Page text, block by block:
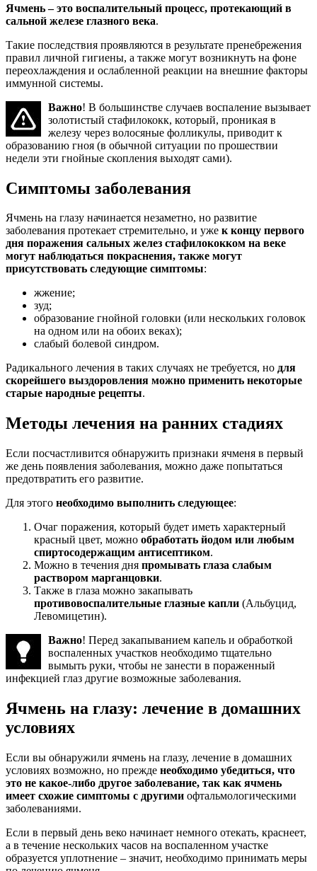
Ячмень – это воспалительный процесс, протекающий в
сальной железе глазного века.
Такие последствия проявляются в результате пренебрежения
правил личной гигиены, а также могут возникнуть на фоне
переохлаждения и ослабленной реакции на внешние факторы
иммунной системы.
Важно! В большинстве случаев воспаление вызывает
золотистый стафилококк, который, проникая в
железу через волосяные фолликулы, приводит к
образованию гноя (в обычной ситуации по прошествии
недели эти гнойные скопления выходят сами).
Симптомы заболевания
Ячмень на глазу начинается незаметно, но развитие
заболевания протекает стремительно, и уже к концу первого
дня поражения сальных желез стафилококком на веке
могут наблюдаться покраснения, также могут
присутствовать следующие симптомы:
жжение;
зуд;
образование гнойной головки (или нескольких головок
на одном или на обоих веках);
слабый болевой синдром.
Радикального лечения в таких случаях не требуется, но для
скорейшего выздоровления можно применить некоторые
старые народные рецепты.
Методы лечения на ранних стадиях
Если посчастливится обнаружить признаки ячменя в первый
же день появления заболевания, можно даже попытаться
предотвратить его развитие.
Для этого необходимо выполнить следующее:
Очаг поражения, который будет иметь характерный
красный цвет, можно обработать йодом или любым
спиртосодержащим антисептиком.
Можно в течения дня промывать глаза слабым
раствором марганцовки.
Также в глаза можно закапывать
противовоспалительные глазные капли (Альбуцид,
Левомицетин).
Важно! Перед закапыванием капель и обработкой
воспаленных участков необходимо тщательно
вымыть руки, чтобы не занести в пораженный
инфекцией глаз другие возможные заболевания.
Ячмень на глазу: лечение в домашних
условиях
Если вы обнаружили ячмень на глазу, лечение в домашних
условиях возможно, но прежде необходимо убедиться, что
это не какое-либо другое заболевание, так как ячмень
имеет схожие симптомы с другими офтальмологическими
заболеваниями.
Если в первый день веко начинает немного отекать, краснеет,
а в течение нескольких часов на воспаленном участке
образуется уплотнение – значит, необходимо принимать меры